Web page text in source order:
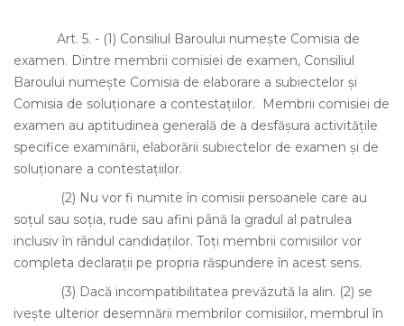
Art. 5. - (1) Consiliul Baroului numeşte Comisia de
examen. Dintre membrii comisiei de examen, Consiliul
Baroului numeşte Comisia de elaborare a subiectelor şi
Comisia de soluţionare a contestaţiilor. Membrii comisiei de
examen au aptitudinea generală de a desfăşura activităţile
specifice examinării, elaborării subiectelor de examen şi de
soluţionare a contestaţiilor.
(2) Nu vor fi numite în comisii persoanele care au
soţul sau soţia, rude sau afini până la gradul al patrulea
inclusiv în rândul candidaţilor. Toţi membrii comisiilor vor
completa declaraţii pe propria răspundere în acest sens.
(3) Dacă incompatibilitatea prevăzută la alin. (2) se
iveşte ulterior desemnării membrilor comisiilor, membrul în